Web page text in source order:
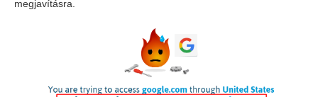
megjavításra.